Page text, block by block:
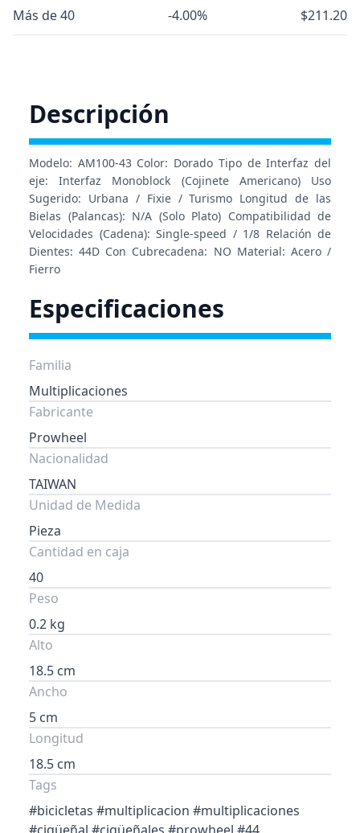
Más de 40 -4.00% $211.20
Descripción
Modelo: AM100-43 Color: Dorado Tipo de Interfaz del
eje: Interfaz Monoblock (Cojinete Americano) Uso
Sugerido: Urbana / Fixie / Turismo Longitud de las
Bielas (Palancas): N/A (Solo Plato) Compatibilidad de
Velocidades (Cadena): Single-speed / 1/8 Relación de
Dientes: 44D Con Cubrecadena: NO Material: Acero /
Fierro
Especificaciones
Familia
Multiplicaciones
Fabricante
Prowheel
Nacionalidad
TAIWAN
Unidad de Medida
Pieza
Cantidad en caja
40
Peso
0.2 kg
Alto
18.5 cm
Ancho
5 cm
Longitud
18.5 cm
Tags
#bicicletas #multiplicacion #multiplicaciones